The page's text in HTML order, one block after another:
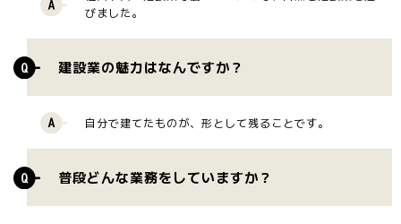
びました。
建設業の魅力はなんですか？
自分で建てたものが、形として残ることです。
普段どんな業務をしていますか？